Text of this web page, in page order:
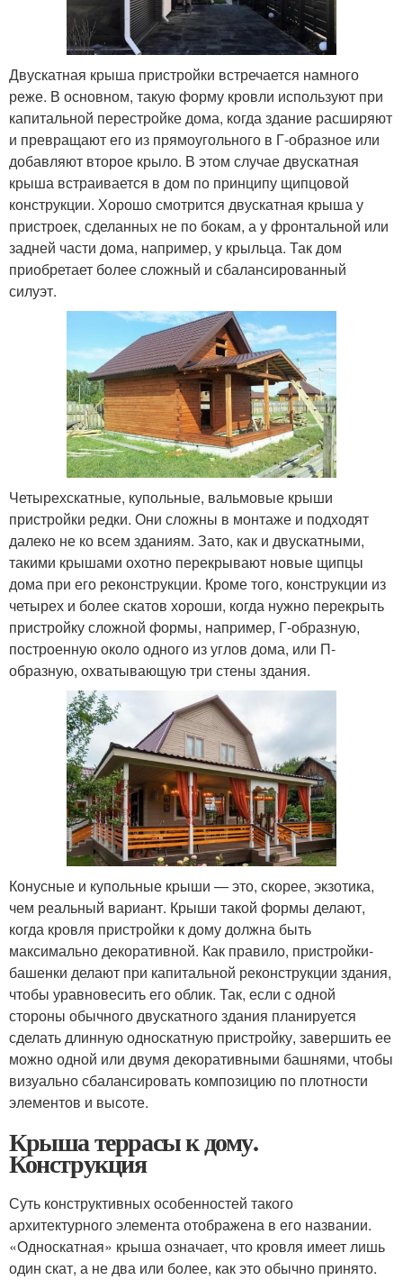
Двускатная крыша пристройки встречается намного
реже. В основном, такую форму кровли используют при
капитальной перестройке дома, когда здание расширяют
и превращают его из прямоугольного в Г-образное или
добавляют второе крыло. В этом случае двускатная
крыша встраивается в дом по принципу щипцовой
конструкции. Хорошо смотрится двускатная крыша у
пристроек, сделанных не по бокам, а у фронтальной или
задней части дома, например, у крыльца. Так дом
приобретает более сложный и сбалансированный
силуэт.
Четырехскатные, купольные, вальмовые крыши
пристройки редки. Они сложны в монтаже и подходят
далеко не ко всем зданиям. Зато, как и двускатными,
такими крышами охотно перекрывают новые щипцы
дома при его реконструкции. Кроме того, конструкции из
четырех и более скатов хороши, когда нужно перекрыть
пристройку сложной формы, например, Г-образную,
построенную около одного из углов дома, или П-
образную, охватывающую три стены здания.
Конусные и купольные крыши — это, скорее, экзотика,
чем реальный вариант. Крыши такой формы делают,
когда кровля пристройки к дому должна быть
максимально декоративной. Как правило, пристройки-
башенки делают при капитальной реконструкции здания,
чтобы уравновесить его облик. Так, если с одной
стороны обычного двускатного здания планируется
сделать длинную односкатную пристройку, завершить ее
можно одной или двумя декоративными башнями, чтобы
визуально сбалансировать композицию по плотности
элементов и высоте.
Крыша террасы к дому.
Конструкция
Суть конструктивных особенностей такого
архитектурного элемента отображена в его названии.
«Односкатная» крыша означает, что кровля имеет лишь
один скат, а не два или более, как это обычно принято.